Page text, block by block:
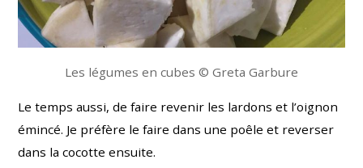
Les légumes en cubes © Greta Garbure
Le temps aussi, de faire revenir les lardons et l’oignon
émincé. Je préfère le faire dans une poêle et reverser
dans la cocotte ensuite.